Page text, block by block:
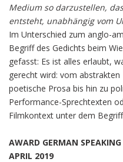
Medium so darzustellen,
entsteht, unabhängig vom
Im Unterschied zum anglo-
Begriff des Gedichts beim
gefasst: Es ist alles erlaubt,
gerecht wird: vom
poetische Prosa bis hin zu
Performance-Sprechtexten
Filmkontext unter dem
AWARD GERMAN
APRIL 2019